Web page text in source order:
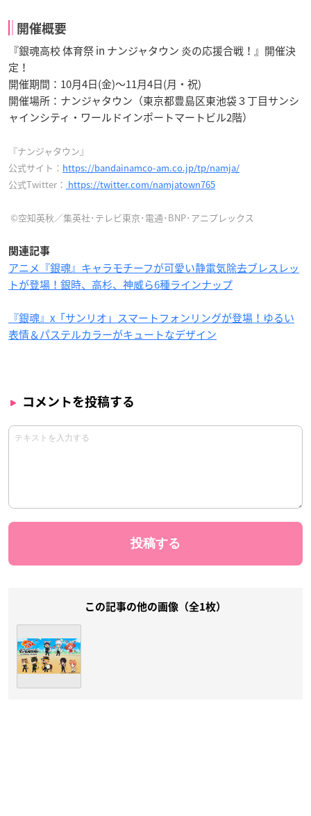
開催概要
『銀魂高校 体育祭 in ナンジャタウン 炎の応援合戦！』開催決
定！
開催期間：10月4日(金)～11月4日(月・祝)
開催場所：ナンジャタウン（東京都豊島区東池袋３丁目サンシ
ャインシティ・ワールドインポートマートビル2階）
『ナンジャタウン』
公式サイト： https://bandainamco-am.co.jp/tp/namja/
公式Twitter： https://twitter.com/namjatown765
©空知英秋／集英社･テレビ東京･電通･BNP･アニプレックス
関連記事
アニメ『銀魂』キャラモチーフが可愛い静電気除去ブレスレッ
トが登場！銀時、高杉、神威ら6種ラインナップ
『銀魂』x「サンリオ」スマートフォンリングが登場！ゆるい
表情＆パステルカラーがキュートなデザイン
コメントを投稿する
この記事の他の画像（全1枚）